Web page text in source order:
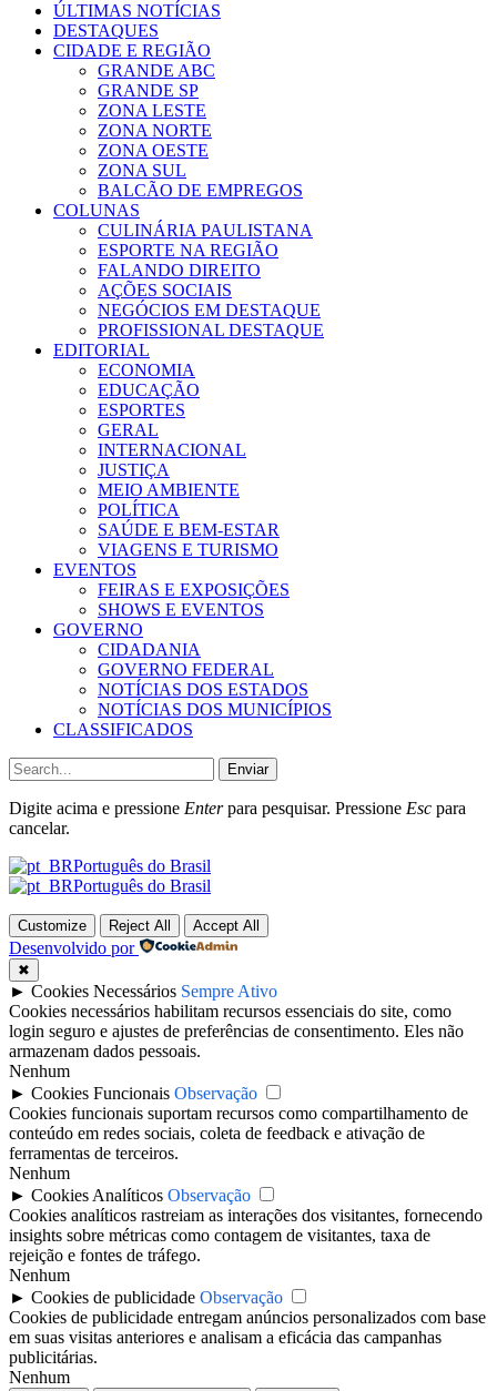
ÚLTIMAS NOTÍCIAS
DESTAQUES
CIDADE E REGIÃO
GRANDE ABC
GRANDE SP
ZONA LESTE
ZONA NORTE
ZONA OESTE
ZONA SUL
BALCÃO DE EMPREGOS
COLUNAS
CULINÁRIA PAULISTANA
ESPORTE NA REGIÃO
FALANDO DIREITO
AÇÕES SOCIAIS
NEGÓCIOS EM DESTAQUE
PROFISSIONAL DESTAQUE
EDITORIAL
ECONOMIA
EDUCAÇÃO
ESPORTES
GERAL
INTERNACIONAL
JUSTIÇA
MEIO AMBIENTE
POLÍTICA
SAÚDE E BEM-ESTAR
VIAGENS E TURISMO
EVENTOS
FEIRAS E EXPOSIÇÕES
SHOWS E EVENTOS
GOVERNO
CIDADANIA
GOVERNO FEDERAL
NOTÍCIAS DOS ESTADOS
NOTÍCIAS DOS MUNICÍPIOS
CLASSIFICADOS
Enviar
Digite acima e pressione Enterpara pesquisar. Pressione Esc para
cancelar.
Português do Brasil
Português do Brasil
Customize Reject All Accept All
Desenvolvido por
✖
► Cookies Necessários Sempre Ativo
Cookies necessários habilitam recursos essenciais do site, como
login seguro e ajustes de preferências de consentimento. Eles não
armazenam dados pessoais.
Nenhum
► Cookies Funcionais Observação
Cookies funcionais suportam recursos como compartilhamento de
conteúdo em redes sociais, coleta de feedback e ativação de
ferramentas de terceiros.
Nenhum
► Cookies Analíticos Observação
Cookies analíticos rastreiam as interações dos visitantes, fornecendo
insights sobre métricas como contagem de visitantes, taxa de
rejeição e fontes de tráfego.
Nenhum
► Cookies de publicidade Observação
Cookies de publicidade entregam anúncios personalizados com base
em suas visitas anteriores e analisam a eficácia das campanhas
publicitárias.
Nenhum